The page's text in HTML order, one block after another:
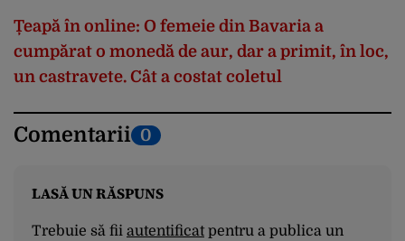
Țeapă în online: O femeie din Bavaria a
cumpărat o monedă de aur, dar a primit, în loc,
un castravete. Cât a costat coletul
Comentarii 0
LASĂ UN RĂSPUNS
Trebuie să fii autentificatpentru a publica un